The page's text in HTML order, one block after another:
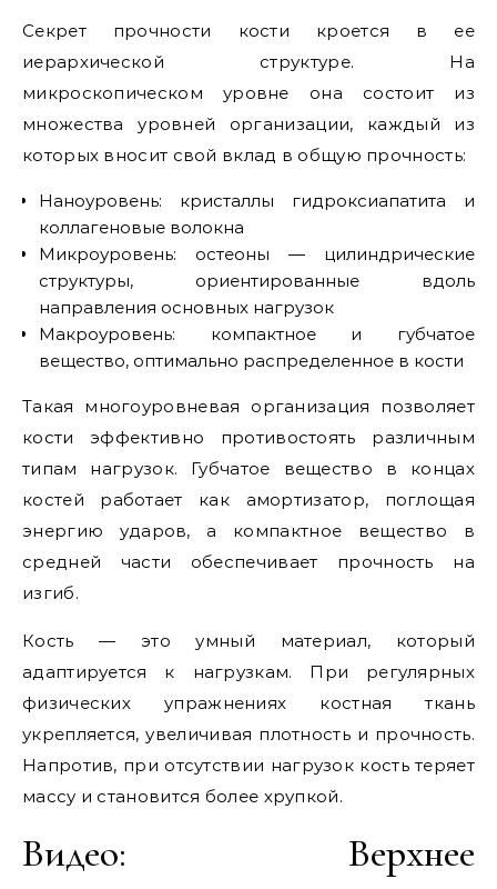
Секрет прочности кости кроется в ее
иерархической структуре. На
микроскопическом уровне она состоит из
множества уровней организации, каждый из
которых вносит свой вклад в общую прочность:
Наноуровень: кристаллы гидроксиапатита и
коллагеновые волокна
Микроуровень: остеоны — цилиндрические
структуры, ориентированные вдоль
направления основных нагрузок
Макроуровень: компактное и губчатое
вещество, оптимально распределенное в кости
Такая многоуровневая организация позволяет
кости эффективно противостоять различным
типам нагрузок. Губчатое вещество в концах
костей работает как амортизатор, поглощая
энергию ударов, а компактное вещество в
средней части обеспечивает прочность на
изгиб.
Кость — это умный материал, который
адаптируется к нагрузкам. При регулярных
физических упражнениях костная ткань
укрепляется, увеличивая плотность и прочность.
Напротив, при отсутствии нагрузок кость теряет
массу и становится более хрупкой.
Видео: Верхнее